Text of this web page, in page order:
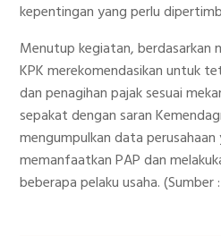
kepentingan yang perlu
Menutup kegiatan, berdasarkan
KPK merekomendasikan untuk
dan penagihan pajak sesuai
sepakat dengan saran
mengumpulkan data perusahaan
memanfaatkan PAP dan
beberapa pelaku usaha. (Sumber :